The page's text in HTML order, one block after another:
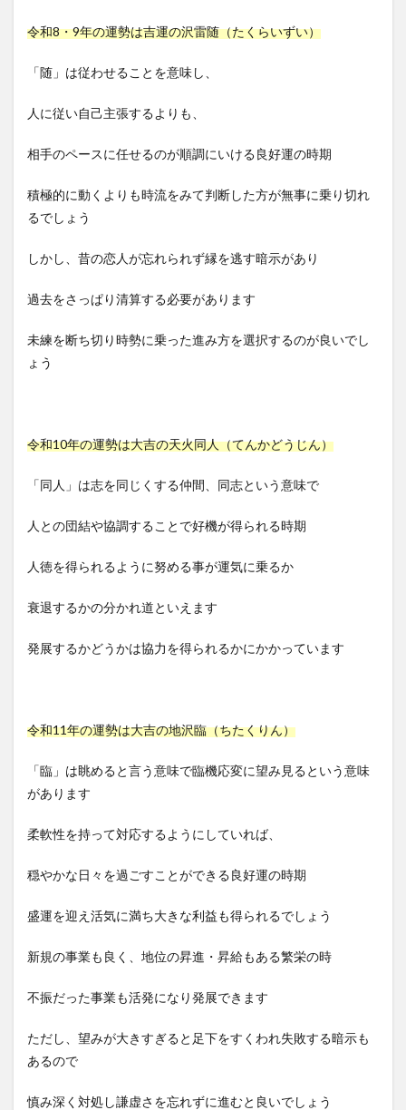
令和8・9年の運勢は吉運の沢雷随（たくらいずい）
「随」は従わせることを意味し、
人に従い自己主張するよりも、
相手のペースに任せるのが順調にいける良好運の時期
積極的に動くよりも時流をみて判断した方が無事に乗り切れ
るでしょう
しかし、昔の恋人が忘れられず縁を逃す暗示があり
過去をさっぱり清算する必要があります
未練を断ち切り時勢に乗った進み方を選択するのが良いでし
ょう
令和10年の運勢は大吉の天火同人（てんかどうじん）
「同人」は志を同じくする仲間、同志という意味で
人との団結や協調することで好機が得られる時期
人徳を得られるように努める事が運気に乗るか
衰退するかの分かれ道といえます
発展するかどうかは協力を得られるかにかかっています
令和11年の運勢は大吉の地沢臨（ちたくりん）
「臨」は眺めると言う意味で臨機応変に望み見るという意味
があります
柔軟性を持って対応するようにしていれば、
穏やかな日々を過ごすことができる良好運の時期
盛運を迎え活気に満ち大きな利益も得られるでしょう
新規の事業も良く、地位の昇進・昇給もある繁栄の時
不振だった事業も活発になり発展できます
ただし、望みが大きすぎると足下をすくわれ失敗する暗示も
あるので
慎み深く対処し謙虚さを忘れずに進むと良いでしょう